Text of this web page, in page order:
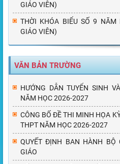
GIÁO VIÊN)
THỜI KHÓA BIỂU SỐ 9 NĂM
GIÁO VIÊN)
VĂN BẢN TRƯỜNG
HƯỚNG DẪN TUYỂN SINH
NĂM HỌC 2026-2027
CÔNG BỐ ĐỀ THI MINH HỌA
THPT NĂM HỌC 2026-2027
QUYẾT ĐỊNH BAN HÀNH BỘ
GIÁO